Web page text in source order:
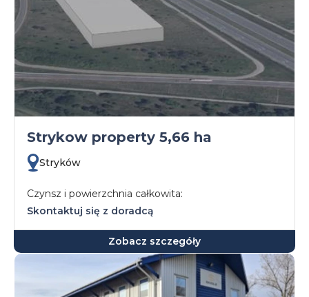
Strykow property 5,66 ha
Stryków
Czynsz i powierzchnia całkowita:
Skontaktuj się z doradcą
Zobacz szczegóły